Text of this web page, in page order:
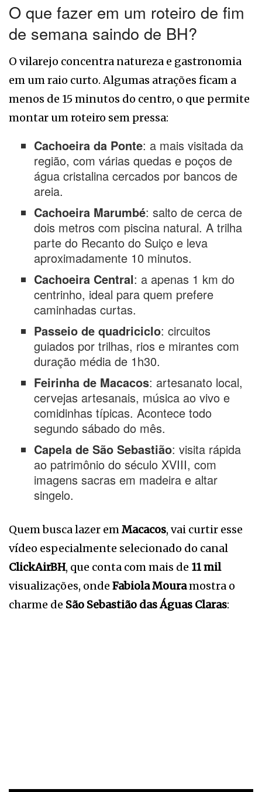
O que fazer em um roteiro de fim
de semana saindo de BH?
O vilarejo concentra natureza e gastronomia
em um raio curto. Algumas atrações ficam a
menos de 15 minutos do centro, o que permite
montar um roteiro sem pressa:
Cachoeira da Ponte: a mais visitada da
região, com várias quedas e poços de
água cristalina cercados por bancos de
areia.
Cachoeira Marumbé: salto de cerca de
dois metros com piscina natural. A trilha
parte do Recanto do Suiço e leva
aproximadamente 10 minutos.
Cachoeira Central: a apenas 1 km do
centrinho, ideal para quem prefere
caminhadas curtas.
Passeio de quadriciclo: circuitos
guiados por trilhas, rios e mirantes com
duração média de 1h30.
Feirinha de Macacos: artesanato local,
cervejas artesanais, música ao vivo e
comidinhas típicas. Acontece todo
segundo sábado do mês.
Capela de São Sebastião: visita rápida
ao patrimônio do século XVIII, com
imagens sacras em madeira e altar
singelo.
Quem busca lazer emMacacos, vai curtir esse
vídeo especialmente selecionado do canal
ClickAirBH, que conta com mais de 11 mil
visualizações, onde Fabiola Mouramostra o
charme de São Sebastião das Águas Claras: